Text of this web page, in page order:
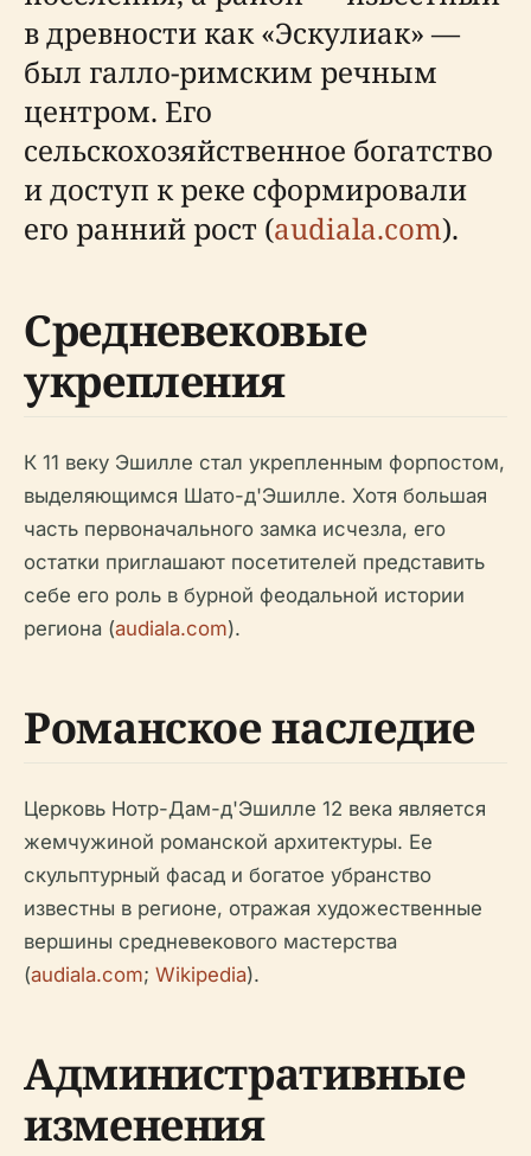
в древности как «Эскулиак» —
был галло-римским речным
центром. Его
сельскохозяйственное богатство
и доступ к реке сформировали
его ранний рост (audiala.com).
Средневековые
укрепления
К 11 веку Эшилле стал укрепленным форпостом,
выделяющимся Шато-д'Эшилле. Хотя большая
часть первоначального замка исчезла, его
остатки приглашают посетителей представить
себе его роль в бурной феодальной истории
региона (audiala.com).
Романское наследие
Церковь Нотр-Дам-д'Эшилле 12 века является
жемчужиной романской архитектуры. Ее
скульптурный фасад и богатое убранство
известны в регионе, отражая художественные
вершины средневекового мастерства
(audiala.com; Wikipedia).
Административные
изменения